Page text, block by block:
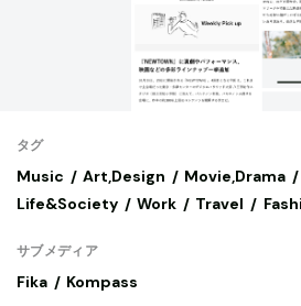
タグ
Music Art,Design Movie,Drama
Life&Society
Work Travel
サブメディア
Fika Kompass